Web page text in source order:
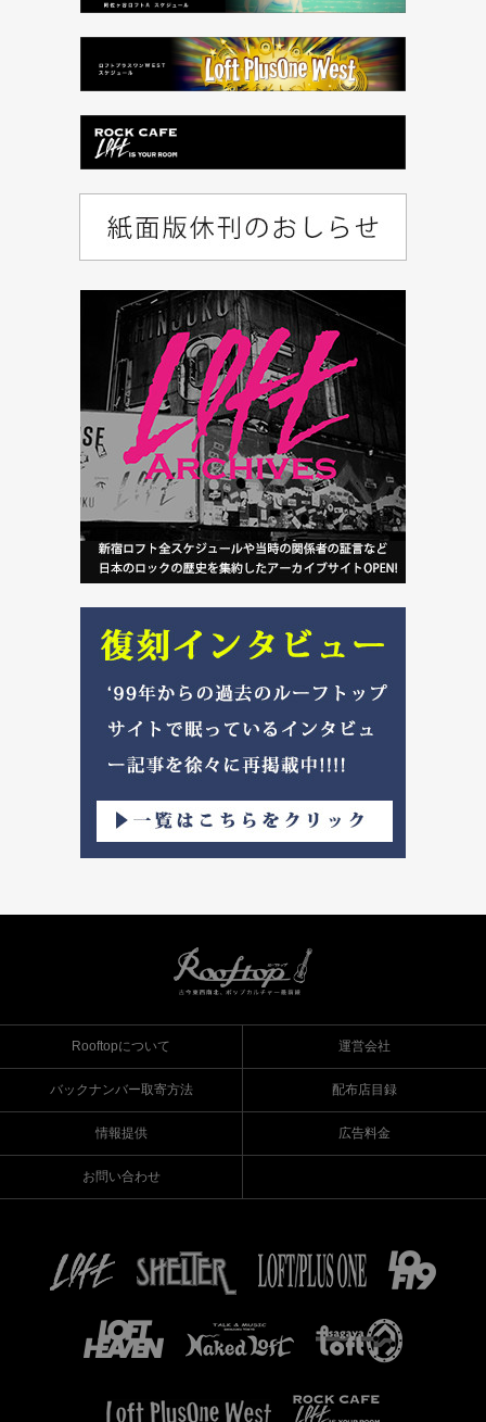
Rooftopについて 運営会社
バックナンバー取寄方法 配布店目録
情報提供 広告料金
お問い合わせ